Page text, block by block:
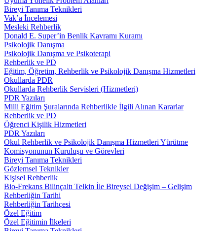
Bireyi Tanıma Teknikleri
Vak’a İncelemesi
Mesleki Rehberlik
Donald E. Super’in Benlik Kavramı Kuramı
Psikolojik Danışma
Psikolojik Danışma ve Psikoterapi
Rehberlik ve PD
Eğitim, Öğretim, Rehberlik ve Psikolojik Danışma Hizmetleri
Okullarda PDR
Okullarda Rehberlik Servisleri (Hizmetleri)
PDR Yazıları
Milli Eğitim Şuralarında Rehberlikle İlgili Alınan Kararlar
Rehberlik ve PD
Öğrenci Kişilik Hizmetleri
PDR Yazıları
Okul Rehberlik ve Psikolojik Danışma Hizmetleri Yürütme
Komisyonunun Kuruluşu ve Görevleri
Bireyi Tanıma Teknikleri
Gözlemsel Teknikler
Kişisel Rehberlik
Bio-Frekans Bilinçaltı Telkin İle Bireysel Değişim – Gelişim
Rehberliğin Tarihi
Rehberliğin Tarihçesi
Özel Eğitim
Özel Eğitimin İlkeleri